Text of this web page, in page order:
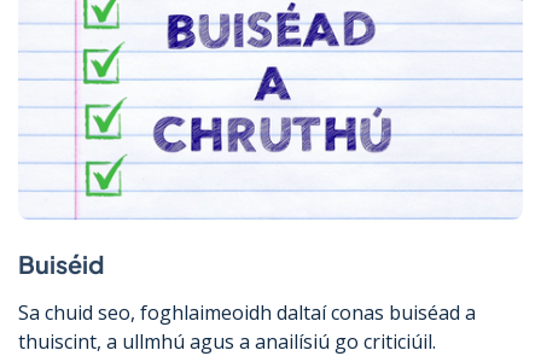
Buiséid
Sa chuid seo, foghlaimeoidh daltaí conas buiséad a
thuiscint, a ullmhú agus a anailísiú go criticiúil.